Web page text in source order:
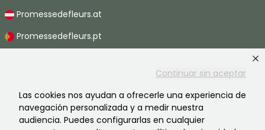
Continuar sin aceptar
Las cookies nos ayudan a ofrecerle una experiencia de
navegación personalizada y a medir nuestra
audiencia. Puedes configurarlas en cualquier
Promessedefleurs.at
Promessedefleurs.pt
Promessedefleurs.ch